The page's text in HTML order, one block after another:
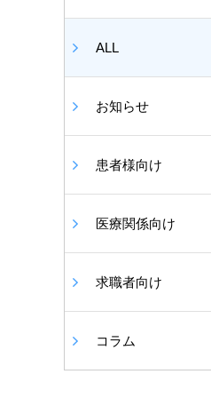
ALL
お知らせ
患者様向け
医療関係向け
求職者向け
コラム